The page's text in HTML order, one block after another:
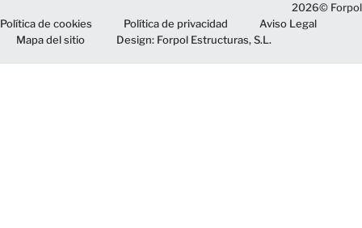
2026© Forpol
Política de cookies
Política de privacidad
Aviso Legal
Mapa del sitio
Design: Forpol Estructuras, S.L.